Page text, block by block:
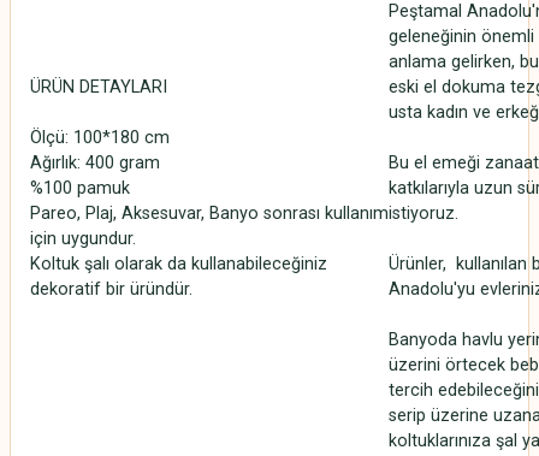
ÜRÜN DETAYLARI
Ölçü: 100*180 cm
Ağırlık: 400 gram
%100 pamuk
Pareo, Plaj, Aksesuvar, Banyo sonrası kullanım
için uygundur.
Koltuk şalı olarak da kullanabileceğiniz
dekoratif bir üründür.
Peştamal
geleneğinin önemli
anlama gelirken,
eski el dokuma
usta kadın ve
Bu el emeği
katkılarıyla uzun
istiyoruz.
Ürünler, kullanılan
Anadolu'yu
Banyoda havlu
üzerini örtecek
tercih
serip üzerine
koltuklarınıza şal